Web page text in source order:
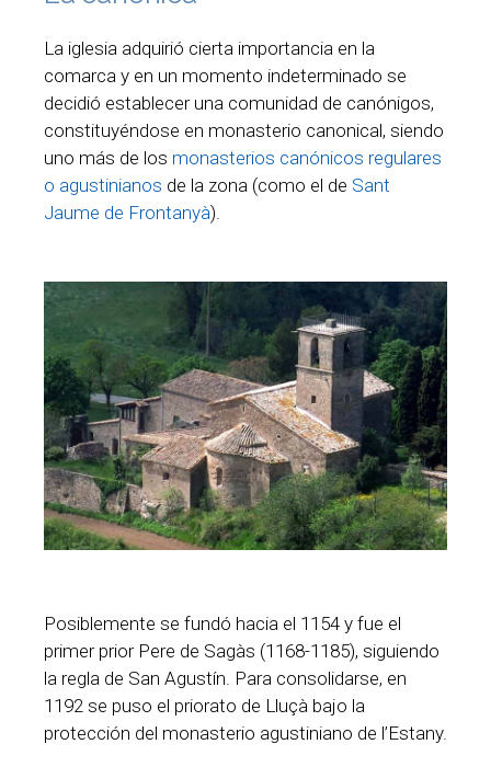
La iglesia adquirió cierta importancia en la
comarca y en un momento indeterminado se
decidió establecer una comunidad de canónigos,
constituyéndose en monasterio canonical, siendo
uno más de los monasterios canónicos regulares
o agustinianos de la zona (como el de Sant
Jaume de Frontanyà).
Posiblemente se fundó hacia el 1154 y fue el
primer prior Pere de Sagàs (1168-1185), siguiendo
la regla de San Agustín. Para consolidarse, en
1192 se puso el priorato de Lluçà bajo la
protección del monasterio agustiniano de l’Estany.